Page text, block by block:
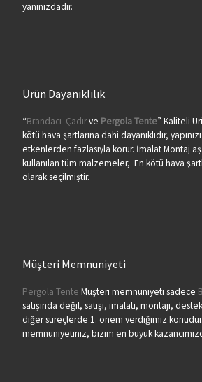
yanınızdadır.
Ürün Dayanıklılık
“Brandacı Çadırve PergolaTente” Kaliteli
kötü hava şartlarına dahi dayanıklıdır,
etkenlerden fazlasıyla korur. İmalat Montaj
kullanılan tüm malzemeler, En kötü hava
olarak seçilmiştir.
Müşteri Memnuniyeti
Pergola Tente Müşteri memnuniyeti sadece
satışında değil, satışı, imalatı, montajı,
diğer süreçlerde 1. önem verdiğimiz
memnuniyetiniz, bizim en büyük